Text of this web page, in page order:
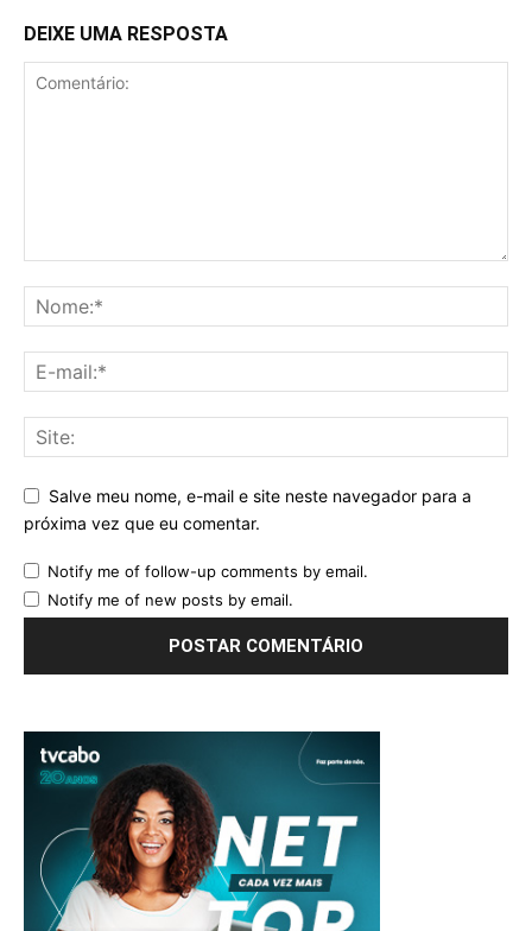
DEIXE UMA RESPOSTA
Salve meu nome, e-mail e site neste navegador para a
próxima vez que eu comentar.
Notify me of follow-up comments by email.
Notify me of new posts by email.